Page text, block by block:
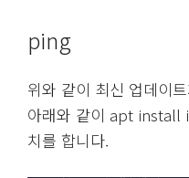
ping
위와 같이 최신 업데이
아래와 같이 apt
치를 합니다.